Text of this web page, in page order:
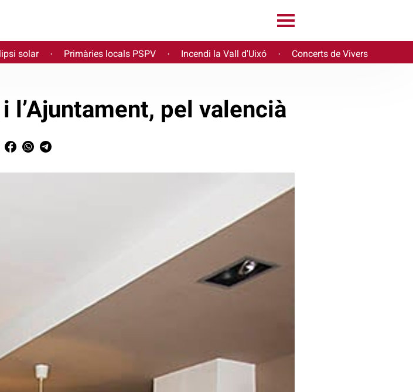
solar · Primàries locals PSPV · Incendi la Vall d'Uixó · Concerts de Vivers
l’Ajuntament, pel valencià